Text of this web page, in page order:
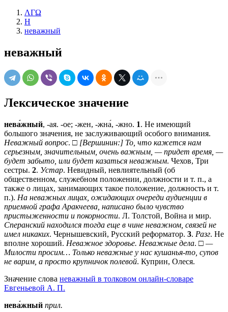
ΛΓΩ
Н
неважный
неважный
Лексическое значение
нева́жный, -ая. -ое; -жен, -жна́, -жно. 1. Не имеющий
большого значения, не заслуживающий особого внимания.
Неважный вопрос. □ [Вершинин:] То, что кажется нам
серьезным, значительным, очень важным, — придет время, —
будет забыто, или будет казаться неважным. Чехов, Три
сестры. 2. Устар. Невидный, невлиятельный (об
общественном, служебном положении, должности и т. п., а
также о лицах, занимающих такое положение, должность и т.
п.). На неважных лицах, ожидающих очереди аудиенции в
приемной графа Аракчеева, написано было чувство
пристыженности и покорности. Л. Толстой, Война и мир.
Сперанский находился тогда еще в чине неважном, связей не
имел никаких. Чернышевский, Русский реформатор. 3. Разг. Не
вполне хороший. Неважное здоровье. Неважные дела. □ —
Милости просим… Только неважные у нас кушанья-то, супов
не варим, а просто крупничок полевой. Куприн, Олеся.
Значение слова неважный в толковом онлайн-словаре
Евгеньевой А. П.
нева́жный прил.